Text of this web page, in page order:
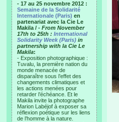
- 17 au 25 novembre 2012 :
Semaine de la Solidarité
Internationale (Paris) en
partenariat avec la Cie Le
Makila / - From November
17th to 25th : International
Solidarity Week (Paris) in
partnership with la Cie Le
Makila:
- Exposition photographique :
Tuvalu, la première nation du
monde menacée de
disparaître sous l’effet des
changements climatiques et
les actions menées pour
retarder l’échéance. Et le
Makila invite la photographe
Marion Labéjof à exposer sa
réflexion poétique sur les liens
de l’homme à la nature.